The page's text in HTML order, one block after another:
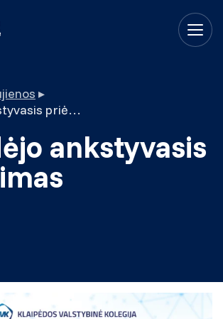
▸
Prasidėjo ankstyvasis priėmimas
ankstyvasis